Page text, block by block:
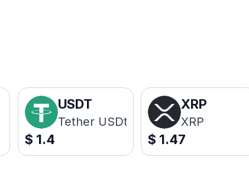
USDT
Tether USDt
$ 1.4
XRP
XRP
$ 1.47